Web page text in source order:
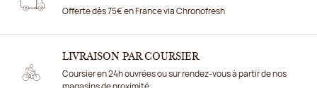
Offerte dès 75€ en France via Chronofresh
LIVRAISON PAR COURSIER
Coursier en 24h ouvrées ou sur rendez-vous à partir de nos